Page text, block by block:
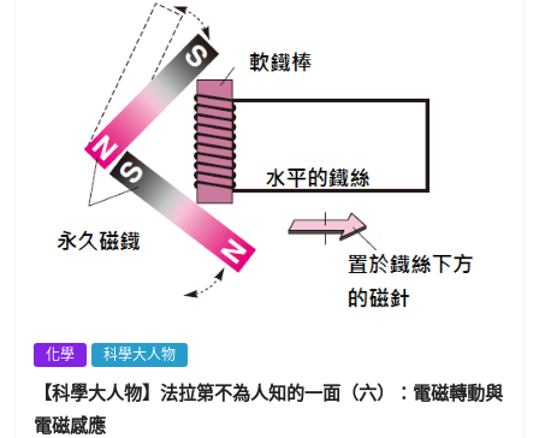
化學 科學大人物
【科學大人物】法拉第不為人知的一面（六）：電磁轉動與
電磁感應